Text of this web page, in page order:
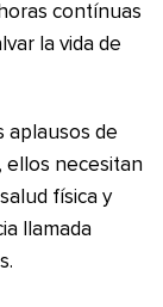
contínuas
la vida de
aplausos de
ellos necesitan
física y
llamada